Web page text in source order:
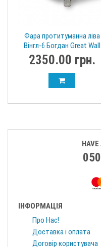
Фара протитуманна ліва
Вінгл-6 Богдан Great Wall
Wingle 6 4116100XP2WXA
2350.00 грн.
ІНФОРМАЦІЯ
Про Нас!
Доставка і оплата
Договір користувача